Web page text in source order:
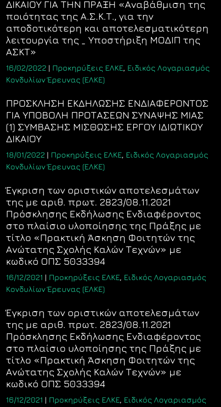
ΔΙΚΑΙΟΥ ΓΙΑ ΤΗΝ ΠΡΑΞΗ «Αναβάθμιση της
ποιότητας της Α.Σ.Κ.Τ., για την
αποδοτικότερη και αποτελεσματικότερη
λειτουργία της _ Υποστήριξη ΜΟΔΙΠ της
ΑΣΚΤ»
16/02/2022 | Προκηρύξεις ΕΛΚΕ, Ειδικός Λογαριασμός
Κονδυλίων Έρευνας (ΕΛΚΕ)
ΠΡΟΣΚΛΗΣΗ ΕΚΔΗΛΩΣΗΣ ΕΝΔΙΑΦΕΡΟΝΤΟΣ
ΓΙΑ ΥΠΟΒΟΛΗ ΠΡΟΤΑΣΕΩΝ ΣΥΝΑΨΗΣ ΜΙΑΣ
(1) ΣΥΜΒΑΣΗΣ ΜΙΣΘΩΣΗΣ ΕΡΓΟΥ ΙΔΙΩΤΙΚΟΥ
ΔΙΚΑΙΟΥ
18/01/2022 | Προκηρύξεις ΕΛΚΕ, Ειδικός Λογαριασμός
Κονδυλίων Έρευνας (ΕΛΚΕ)
Έγκριση των οριστικών αποτελεσμάτων
της με αριθ. πρωτ. 2823/08.11.2021
Πρόσκλησης Εκδήλωσης Ενδιαφέροντος
στο πλαίσιο υλοποίησης της Πράξης με
τίτλο «Πρακτική Άσκηση Φοιτητών της
Ανώτατης Σχολής Καλών Τεχνών» με
κωδικό ΟΠΣ 5033394
16/12/2021 | Προκηρύξεις ΕΛΚΕ, Ειδικός Λογαριασμός
Κονδυλίων Έρευνας (ΕΛΚΕ)
Έγκριση των οριστικών αποτελεσμάτων
της με αριθ. πρωτ. 2823/08.11.2021
Πρόσκλησης Εκδήλωσης Ενδιαφέροντος
στο πλαίσιο υλοποίησης της Πράξης με
τίτλο «Πρακτική Άσκηση Φοιτητών της
Ανώτατης Σχολής Καλών Τεχνών» με
κωδικό ΟΠΣ 5033394
16/12/2021 | Προκηρύξεις ΕΛΚΕ, Ειδικός Λογαριασμός